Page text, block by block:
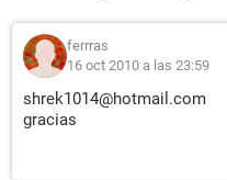
ferrras
16 oct 2010 a las 23:59
shrek1014@hotmail.com
gracias